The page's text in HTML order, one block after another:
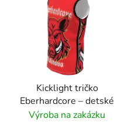
Kicklight tričko
Eberhardcore – detské
Výroba na zakázku